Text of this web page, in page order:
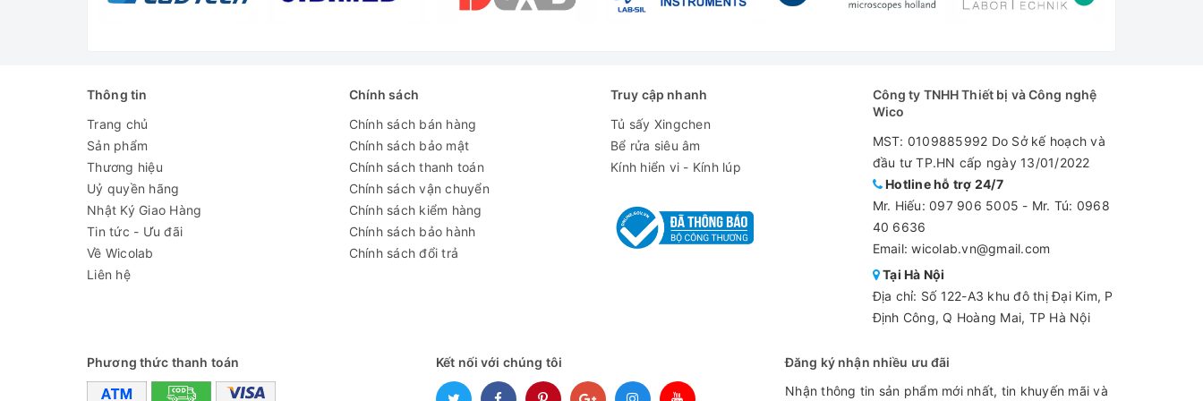
Thông số kỹ thuật
- Thiết kế:
- Dung tích:
- Kiểu làm lạnh:Đối lưu cưỡng bức
- Rã đông: Tự động
- Bộ điều khiển: Vi xử lý
Thông tin
Trang chủ
Sản phẩm
Thương hiệu
Uỷ quyền hãng
Nhật Ký Giao Hàng
Tin tức - Ưu đãi
Về Wicolab
Liên hệ
Chính sách
Chính sách bán hàng
Chính sách bảo mật
Chính sách thanh toán
Chính sách vận chuyển
Chính sách kiểm hàng
Chính sách bảo hành
Chính sách đổi trả
Truy cập nhanh
Tủ sấy Xingchen
Bể rửa siêu âm
Kính hiển vi - Kính lúp
Công ty TNHH Thiết bị và Công nghệ
Wico
MST: 0109885992 Do Sở kế hoạch và
đầu tư TP.HN cấp ngày 13/01/2022
Hotline hỗ trợ 24/7
Mr. Hiếu: 097 906 5005 - Mr. Tú: 0968
40 6636
Email: wicolab.vn@gmail.com
Tại Hà Nội
Địa chỉ: Số 122-A3 khu đô thị Đại Kim, P
Định Công, Q Hoàng Mai, TP Hà Nội
Phương thức thanh toán Kết nối với chúng tôi
Đăng ký nhận nhiều ưu đãi
Nhận thông tin sản phẩm mới nhất, tin khuyến mãi và